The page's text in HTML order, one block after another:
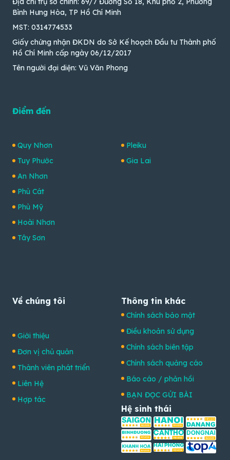
Bình Hưng Hòa, TP Hồ Chí Minh
MST: 0314774533
Giấy chứng nhận ĐKDN do Sở Kế hoạch Đầu tư Thành phố
Hồ Chí Minh cấp ngày 06/12/2017
Tên người đại diện: Vũ Văn Phong
Điểm đến
Quy Nhơn
Tuy Phước
An Nhơn
Phù Cát
Phù Mỹ
Hoài Nhơn
Tây Sơn
Pleiku
Gia Lai
Về chúng tôi
Giới thiệu
Đơn vị chủ quản
Thành viên phát triển
Liên Hệ
Hợp tác
Thông tin khác
Chính sách bảo mật
Điều khoản sử dụng
Chính sách biên tập
Chính sách quảng cáo
Báo cáo / phản hồi
BẠN ĐỌC GỬI BÀI
Hệ sinh thái